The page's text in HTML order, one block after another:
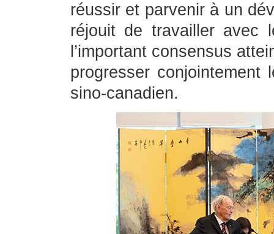
réussir et parvenir à un
réjouit de travailler avec
l’important consensus
progresser conjointement
sino-canadien.